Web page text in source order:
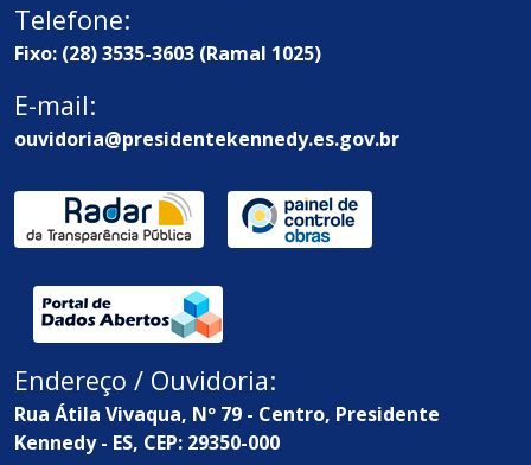
Telefone:
Fixo: (28) 3535-3603 (Ramal 1025)
E-mail:
ouvidoria@presidentekennedy.es.gov.br
Endereço / Ouvidoria:
Rua Átila Vivaqua, Nº 79 - Centro, Presidente
Kennedy - ES, CEP: 29350-000